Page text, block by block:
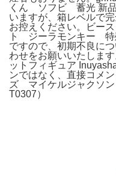
くん ソフビ 蓄光 新品
いますが、箱レベルで
お控えください。ビー
ト ジーラモンキー 特
ですので、初期不良に
わせをお願いいたしま
ットフィギュア
ンではなく、直接コメ
ズ マイケルジャクソ
T0307）